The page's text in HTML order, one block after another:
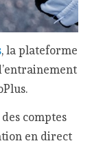
, la plateforme
comptes
en direct